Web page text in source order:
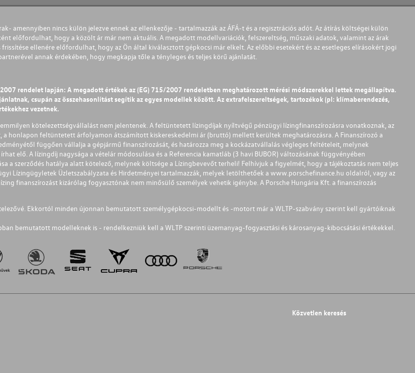
amennyiben nincs külön jelezve ennek az ellenkezője - tartalmazzák az ÁFÁ-t és a regisztrációs adót. Az átírás költségei külön
előfordulhat, hogy a közölt ár már nem aktuális. A megadott modellvariációk, felszereltség, műszaki adatok, valamint az árak
ellenére előfordulhat, hogy az Ön által kiválasztott gépkocsi már elkelt. Az előbbi esetekért és az esetleges elírásokért jogi
annak érdekében, hogy megkapja tőle a tényleges és teljes körű ajánlatát.
2007 rendelet lapján: A megadott értékek az (EG) 715/2007 rendeletben meghatározott mérési módszerekkel lettek megállapítva.
csupán az összehasonlítást segítik az egyes modellek között. Az extrafelszereltségek, tartozékok (pl: klímaberendezés,
vezetnek.
kötelezettségvállalást nem jelentenek. A feltüntetett lízingdíjak nyíltvégű pénzügyi lízingfinanszírozásra vonatkoznak, az
honlapon feltüntetett árfolyamon átszámított kiskereskedelmi ár (bruttó) mellett kerültek meghatározásra. A Finanszírozó a
függően vállalja a gépjármű finanszírozását, és határozza meg a kockázatvállalás végleges feltételeit, melynek
elő. A lízingdíj nagysága a vételár módosulása és a Referencia kamatláb (3 havi BUBOR) változásának függvényében
a szerződés hatálya alatt kötelező, melynek költsége a Lízingbevevőt terheli! Felhívjuk a figyelmét, hogy a tájékoztatás nem teljes
Lízingügyletek Üzletszabályzata és Hirdetményei tartalmazzák, melyek letölthetőek a www.porschefinance.hu oldalról, vagy az
finanszírozást kizárólag fogyasztónak nem minősülő személyek vehetik igénybe. A Porsche Hungária Kft. a finanszírozás
Ekkortól minden újonnan bemutatott személygépkocsi-modellt és -motort már a WLTP-szabvány szerint kell gyártóiknak
bemutatott modelleknek is - rendelkezniük kell a WLTP szerinti üzemanyag-fogyasztási és károsanyag-kibocsátási értékekkel.
Közvetlen keresés